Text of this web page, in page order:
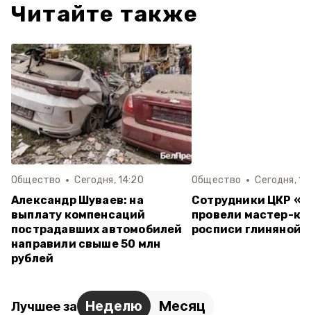
Читайте также
Общество Сегодня, 14:20
Александр Шуваев: на
выплату компенсаций
пострадавших автомобилей
направили свыше 50 млн
рублей
Общество Сегодня,
Сотрудники ЦКР
провели мастер-
росписи глиняной
Лучшее за Неделю Месяц